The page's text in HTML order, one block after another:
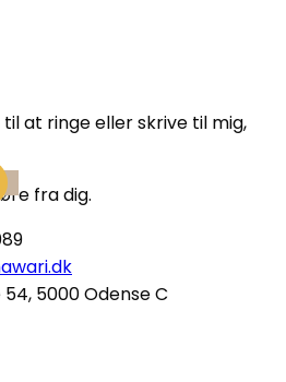
at ringe eller skrive til mig,
fra dig.
5000 Odense C